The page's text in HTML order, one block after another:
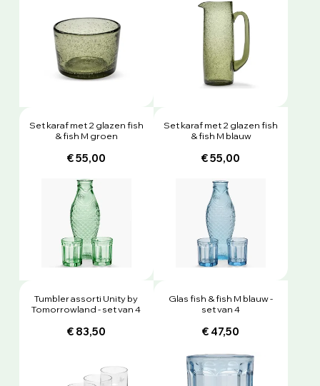
Set karaf met 2 glazen fish
& fish M groen
€ 55,00
Set karaf met 2 glazen fish
& fish M blauw
€ 55,00
Tumbler assorti Unity by
Tomorrowland - set van 4
€ 83,50
Glas fish & fish M blauw -
set van 4
€ 47,50